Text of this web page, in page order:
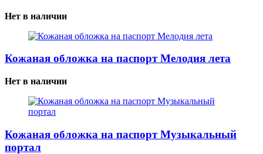
Нет в наличии
Кожаная обложка на паспорт Мелодия лета
Нет в наличии
Кожаная обложка на паспорт Музыкальный
портал